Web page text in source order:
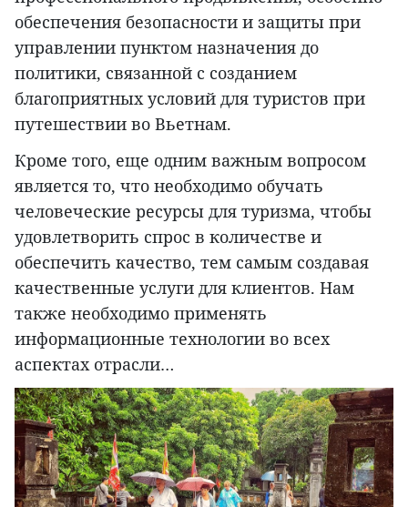
обеспечения безопасности и защиты при
управлении пунктом назначения до
политики, связанной с созданием
благоприятных условий для туристов при
путешествии во Вьетнам.
Кроме того, еще одним важным вопросом
является то, что необходимо обучать
человеческие ресурсы для туризма, чтобы
удовлетворить спрос в количестве и
обеспечить качество, тем самым создавая
качественные услуги для клиентов. Нам
также необходимо применять
информационные технологии во всех
аспектах отрасли…